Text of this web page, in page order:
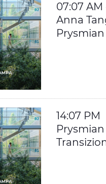
07:07
Anna
Prysmian
14:07 PM